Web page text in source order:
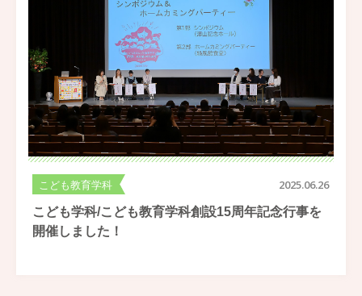
こども教育学科 2025.06.26
こども学科/こども教育学科創設15周年記念行事を
開催しました！